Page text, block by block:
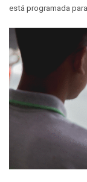
está programada